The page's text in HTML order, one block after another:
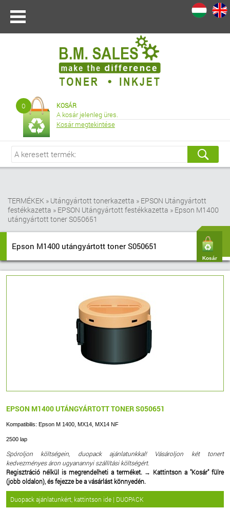
Kosár
0 KOSÁR
A kosár jelenleg üres.
Kosár megtekintése
TERMÉKEK » Utángyártott tonerkazetta » EPSON Utángyártott
festékkazetta » EPSON Utángyártott festékkazetta » Epson M1400
utángyártott toner S050651
Epson M1400 utángyártott toner S050651
EPSON M1400 UTÁNGYÁRTOTT TONER S050651
Kompatibilis: Epson M 1400, MX14, MX14 NF
2500 lap
Spóroljon költségein, duopack ajánlatunkkal! Vásároljon két tonert
kedvezményes áron ugyanannyi szállítási költségért.
Regisztráció nélkül is megrendelheti a terméket. → Kattintson a "Kosár" fülre
(jobb oldalon), és fejezze be a vásárlást könnyedén.
Duopack ajánlatunkért, kattintson ide | DUOPACK